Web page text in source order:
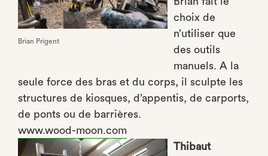
Brian Prigent
choix de
n’utiliser que
des outils
manuels. A la
seule force des bras et du corps, il sculpte les
structures de kiosques, d’appentis, de carports,
de ponts ou de barrières.
www.wood-moon.com
Thibaut